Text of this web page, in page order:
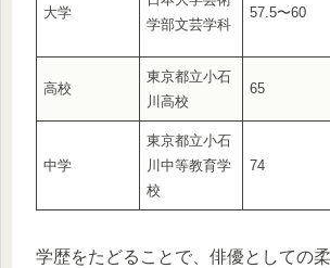
大学
学部文芸学科
57.5〜60
高校
東京都立小石
川高校
65
中学
東京都立小石
川中等教育学
校
74
学歴をたどることで、俳優としての